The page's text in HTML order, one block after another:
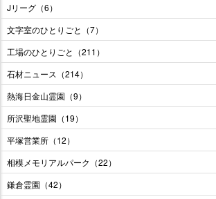
Jリーグ（6）
文字室のひとりごと（7）
工場のひとりごと（211）
石材ニュース（214）
熱海日金山霊園（9）
所沢聖地霊園（19）
平塚営業所（12）
相模メモリアルパーク（22）
鎌倉霊園（42）